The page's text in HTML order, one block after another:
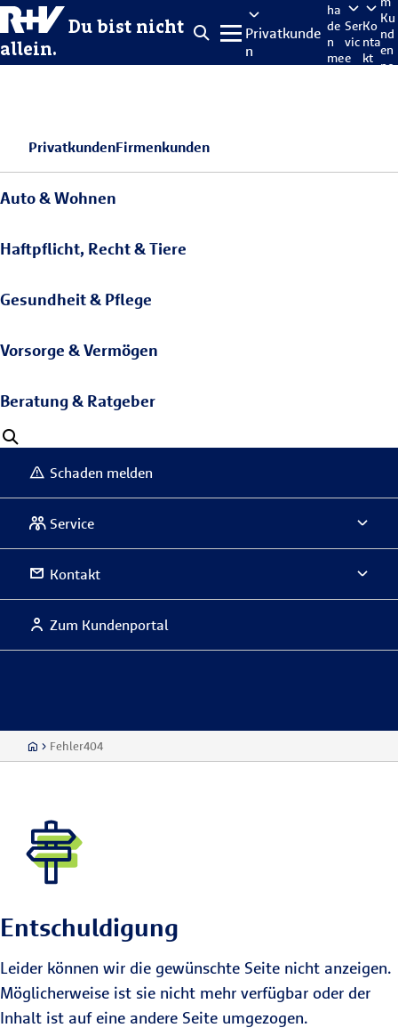
Du bist nicht
allein.
Privatkunde
n
ha
de
n
me
Ser
vic
e
Ko
nta
kt
Ku
nd
en
po
PrivatkundenFirmenkunden
Auto & Wohnen
Haftpflicht, Recht & Tiere
Gesundheit & Pflege
Vorsorge & Vermögen
Beratung & Ratgeber
Schaden melden
Service
Kontakt
Zum Kundenportal
Fehler404
Entschuldigung
Leider können wir die gewünschte Seite nicht anzeigen.
Möglicherweise ist sie nicht mehr verfügbar oder der
Inhalt ist auf eine andere Seite umgezogen.